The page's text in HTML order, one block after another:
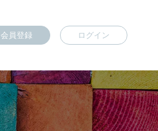
会員登録 ログイン